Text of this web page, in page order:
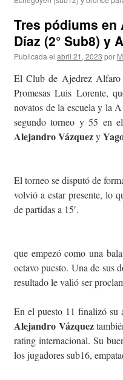
Tres pódiums en
Díaz (2° Sub8) y
Publicada el abril 21, 2023 por
El Club de Ajedrez Alfaro
Promesas Luis Lorente,
novatos de la escuela y la
segundo torneo y 55 en
Alejandro Vázquezy
El torneo se disputó de
volvió a estar presente, lo
de partidas a 15′.
que empezó como una
octavo puesto. Una de sus
resultado le valió ser
En el puesto 11 finalizó su
Alejandro Vázquez
rating internacional. Su
los jugadores sub16,